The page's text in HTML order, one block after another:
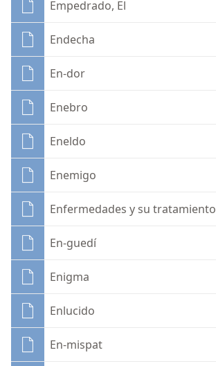
Empedrado, El
Endecha
En-dor
Enebro
Eneldo
Enemigo
Enfermedades y su tratamiento
En-guedí
Enigma
Enlucido
En-mispat